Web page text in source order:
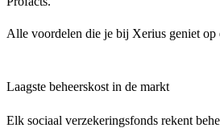
Alle voordelen die je bij Xerius geniet op
Laagste beheerskost in de markt
Elk sociaal verzekeringsfonds rekent